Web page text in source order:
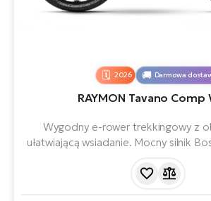
2026 Darmowa
RAYMON Tavano Comp
Wygodny e-rower trekkingowy z
ułatwiającą wsiadanie. Mocny silnik
geometria zapewniają płynną jazdę